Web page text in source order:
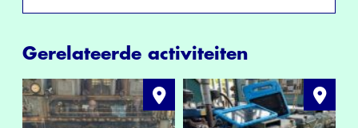
Gerelateerde activiteiten